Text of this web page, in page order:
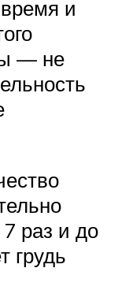
и
— не
раз и до
грудь